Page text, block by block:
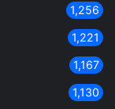
1,256
1,221
1,167
1,130